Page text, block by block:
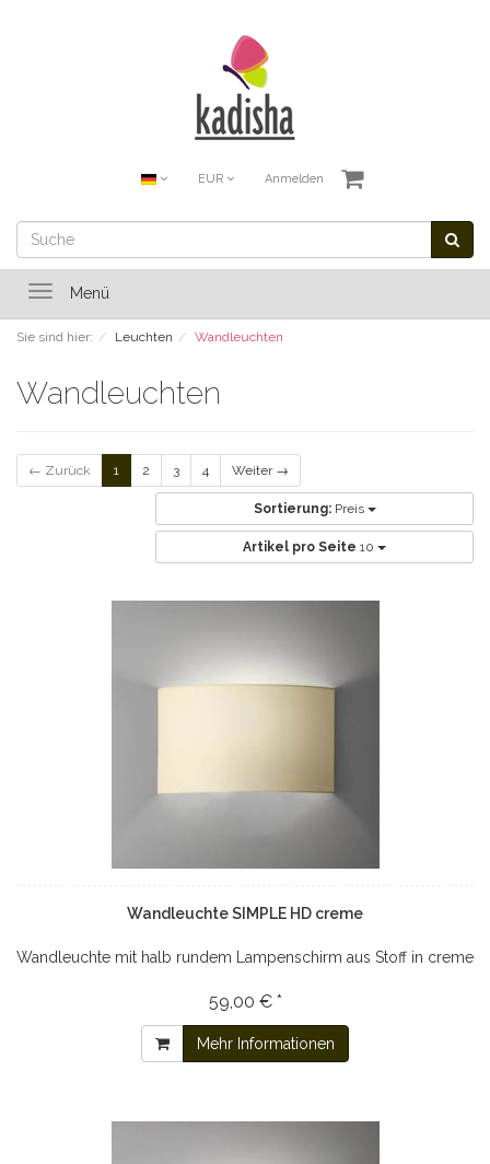
EUR Anmelden
ToggleMenü
Sie sind hier: Leuchten Wandleuchten
Wandleuchten
← Zurück 1 2 3 4 Weiter →
Sortierung: Preis
Artikel pro Seite 10
Wandleuchte SIMPLE HD creme
Wandleuchte mit halb rundem Lampenschirm aus Stoff in creme
59,00 € *
Mehr Informationen